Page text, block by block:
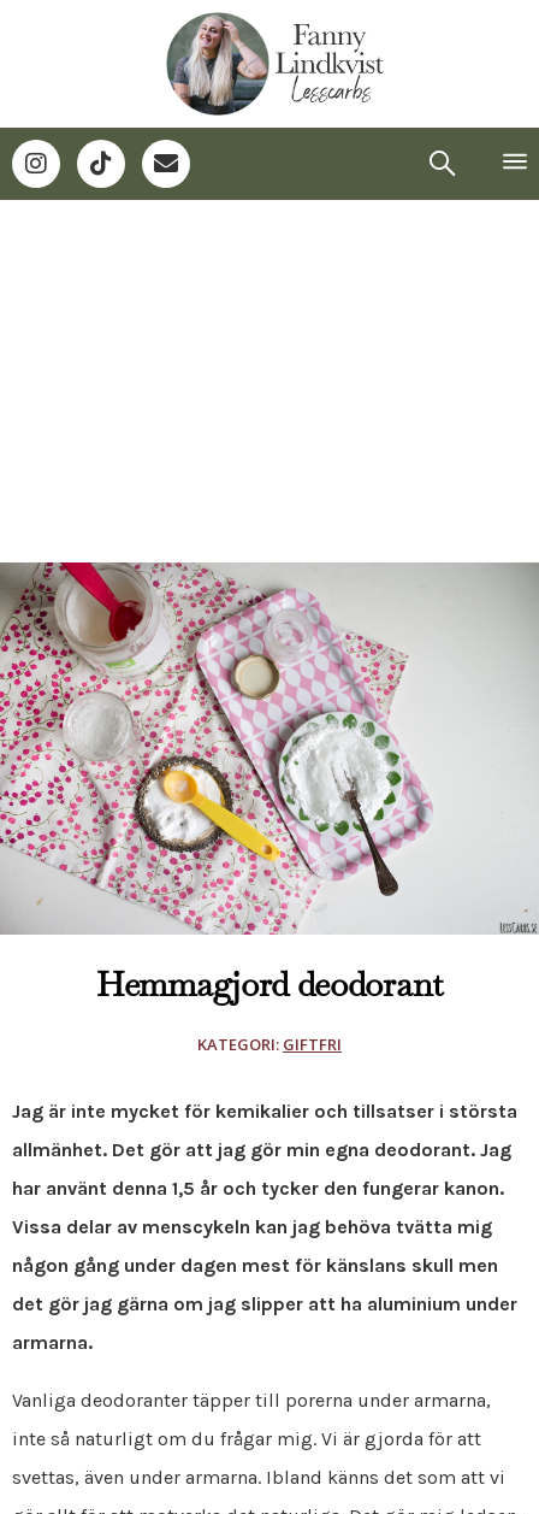
Hemmagjord deodorant
KATEGORI: GIFTFRI
Jag är inte mycket för kemikalier och tillsatser i största
allmänhet. Det gör att jag gör min egna deodorant. Jag
har använt denna 1,5 år och tycker den fungerar kanon.
Vissa delar av menscykeln kan jag behöva tvätta mig
någon gång under dagen mest för känslans skull men
det gör jag gärna om jag slipper att ha aluminium under
armarna.
Vanliga deodoranter täpper till porerna under armarna,
inte så naturligt om du frågar mig. Vi är gjorda för att
svettas, även under armarna. Ibland känns det som att vi